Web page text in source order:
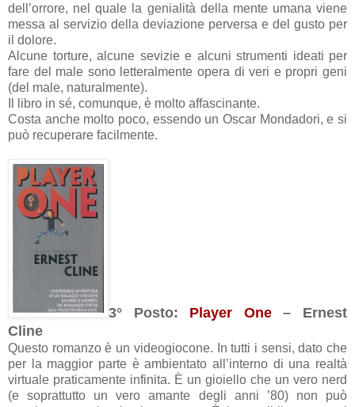
dell’orrore, nel quale la genialità della mente umana viene
messa al servizio della deviazione perversa e del gusto per
il dolore.
Alcune torture, alcune sevizie e alcuni strumenti ideati per
fare del male sono letteralmente opera di veri e propri geni
(del male, naturalmente).
Il libro in sé, comunque, è molto affascinante.
Costa anche molto poco, essendo un Oscar Mondadori, e si
può recuperare facilmente.
3° Posto: Player One– Ernest
Cline
Questo romanzo è un videogiocone. In tutti i sensi, dato che
per la maggior parte è ambientato all’interno di una realtà
virtuale praticamente infinita. È un gioiello che un vero nerd
(e soprattutto un vero amante degli anni ’80) non può